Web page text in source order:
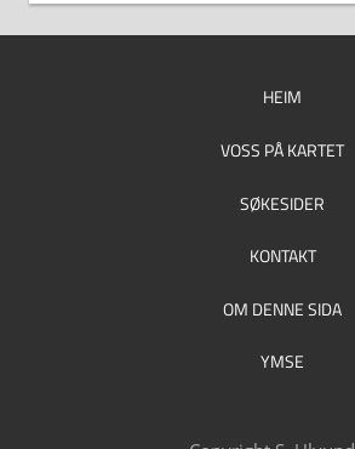
HEIM
VOSS PÅ KARTET
SØKESIDER
KONTAKT
OM DENNE SIDA
YMSE